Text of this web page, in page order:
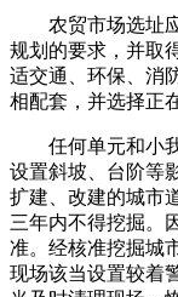
农贸市场选址应
规划的要求，并取
适交通、环保、消
相配套，并选择正
任何单元和小我
设置斜坡、台阶等
扩建、改建的城市
三年内不得挖掘。
准。经核准挖掘城
现场该当设置较着